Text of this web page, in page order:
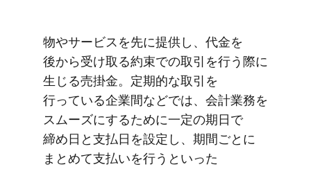
物や​サービスを​先に​提供し、​代金を​
後から​受け取る​約束での​取引を​行う際に​
生じる​売掛金。​定期的な​取引を​
行っている​企業間などでは、​会計業務を​
スムーズに​する​ために​一定の​期日で​
締め日と​支払日を​設定し、​期間ごとに​
まとめて​支払いを​行うと​いった​